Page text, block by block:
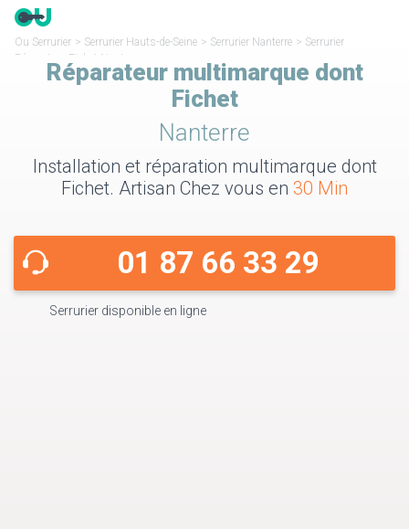
Ou Serrurier > Serrurier Hauts-de-Seine > Serrurier Nanterre > Serrurier
Réparateur Fichet Nanterre
Réparateur multimarque dont
Fichet
Nanterre
Installation et réparation multimarque dont
Fichet. Artisan Chez vous en 30 Min
01 87 66 33 29
Serrurier disponible en ligne